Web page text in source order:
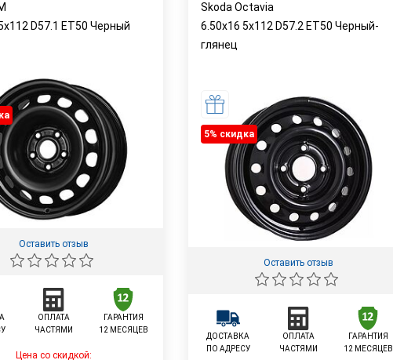
D57.1 ET50 Черный
Оставить отзыв
ОПЛАТА
ЧАСТЯМИ
ГАРАНТИЯ
12 МЕСЯЦЕВ
Цена со скидкой:
Skoda Octavia
6.50x16 5x112 D57.2 ET50 Черный-
глянец
5% cкидка
Оставить отзыв
ДОСТАВКА
ПО АДРЕСУ
ОПЛАТА
ЧАСТЯМИ
ГАРАНТИЯ
12 МЕСЯЦЕВ